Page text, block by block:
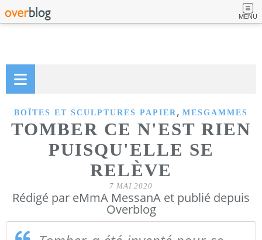
MENU
BOÎTES ET SCULPTURES PAPIER , MESGAMMES
TOMBER CE N'EST RIEN
PUISQU'ELLE SE
RELÈVE
7 MAI 2020
Rédigé par eMmA MessanA et publié depuis
Overblog